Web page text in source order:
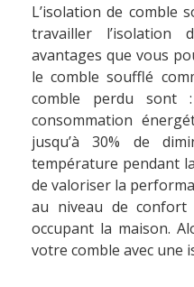
L’isolation de comble
travailler l’isolation
avantages que vous
le comble soufflé
comble perdu sont
consommation
jusqu’à 30% de
température pendant
de valoriser la
au niveau de
occupant la maison.
votre comble avec une